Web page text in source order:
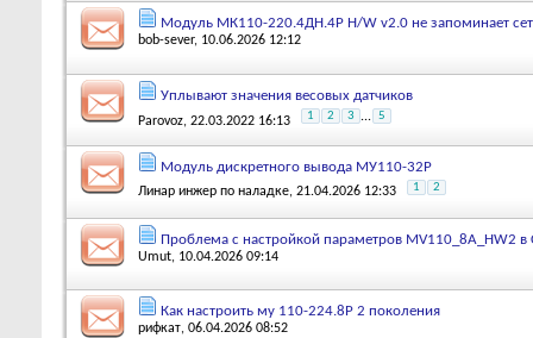
Модуль МК110-220.4ДН.4Р H/W v2.0 не запоминает
bob-sever, 10.06.2026 12:12
Уплывают значения весовых датчиков
Parovoz, 22.03.2022 16:13 1 2 3 ... 5
Модуль дискретного вывода МУ110-32Р
Линар инжер по наладке, 21.04.2026 12:33 1 2
Проблема с настройкой параметров MV110_8A_HW2 в
Umut, 10.04.2026 09:14
Как настроить му 110-224.8Р 2 поколения
рифкат, 06.04.2026 08:52